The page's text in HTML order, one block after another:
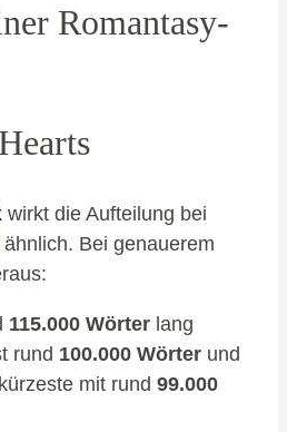
Romantasy-
die Aufteilung bei
ähnlich. Bei genauerem
115.000 Wörter lang
rund 100.000 Wörter und
mit rund 99.000